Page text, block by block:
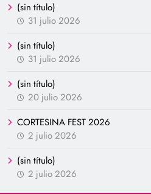
(sin título)
31 julio 2026
(sin título)
31 julio 2026
(sin título)
20 julio 2026
CORTESINA FEST 2026
2 julio 2026
(sin título)
2 julio 2026